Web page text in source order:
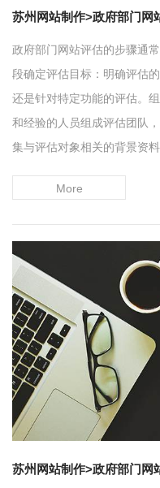
苏州网站制作>政府部门网
政府部门网站评估的步骤通
段确定评估目标：明确评估
还是针对特定功能的评估。
和经验的人员组成评估团队
集与评估对象相关的背景资
More
苏州网站制作>政府部门网